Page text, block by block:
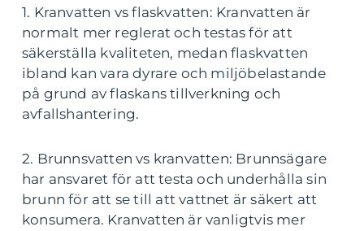
1. Kranvatten vs flaskvatten: Kranvatten är
normalt mer reglerat och testas för att
säkerställa kvaliteten, medan flaskvatten
ibland kan vara dyrare och miljöbelastande
på grund av flaskans tillverkning och
avfallshantering.
2. Brunnsvatten vs kranvatten: Brunnsägare
har ansvaret för att testa och underhålla sin
brunn för att se till att vattnet är säkert att
konsumera. Kranvatten är vanligtvis mer